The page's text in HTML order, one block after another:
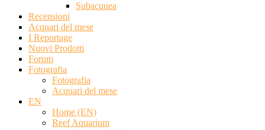
Subacquea
Recensioni
Acquari del mese
I Reportage
Nuovi Prodotti
Forum
Fotografia
Fotografia
Acquari del mese
EN
Home (EN)
Reef Aquarium